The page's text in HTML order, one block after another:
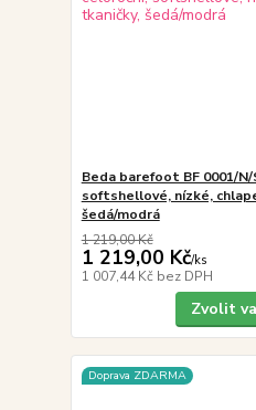
Beda barefoot BF 0001/
softshellové, nízké,
šedá/modrá
1 219,00 Kč
1 219,00 Kč/ks
1 007,44 Kč bez DPH
Zvolit
Doprava ZDARMA